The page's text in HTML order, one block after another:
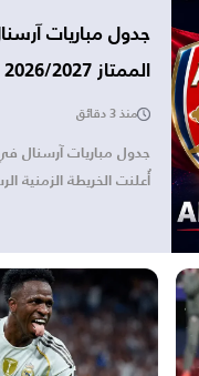
جدول مباريات
الممتاز 2026/2027 ومواعيد القمم
منذ 3 دقائق
أُعلنت الخريطة الزمنية